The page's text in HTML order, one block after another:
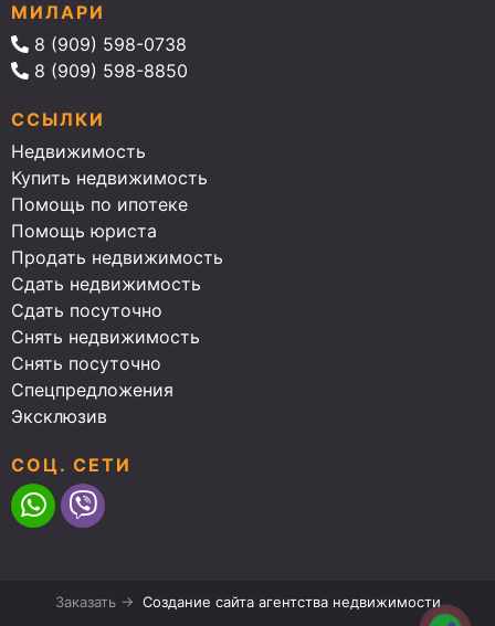
МИЛАРИ
8 (909) 598-0738
8 (909) 598-8850
ССЫЛКИ
Недвижимость
Купить недвижимость
Помощь по ипотеке
Помощь юриста
Продать недвижимость
Сдать недвижимость
Сдать посуточно
Снять недвижимость
Снять посуточно
Спецпредложения
Эксклюзив
СОЦ. СЕТИ
Заказать → Создание сайта агентства недвижимости